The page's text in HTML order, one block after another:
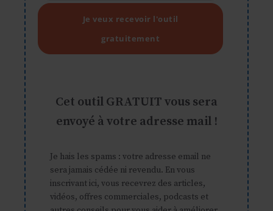
email
Je veux recevoir l'outil
gratuitement
Cet outil GRATUIT vous sera
envoyé à votre adresse mail !
Je hais les spams : votre adresse email ne
sera jamais cédée ni revendu. En vous
inscrivant ici, vous recevrez des articles,
vidéos, offres commerciales, podcasts et